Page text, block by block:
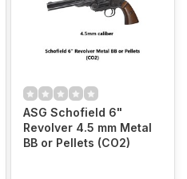
ASG Schofield 6"
Revolver 4.5 mm Metal
BB or Pellets (CO2)